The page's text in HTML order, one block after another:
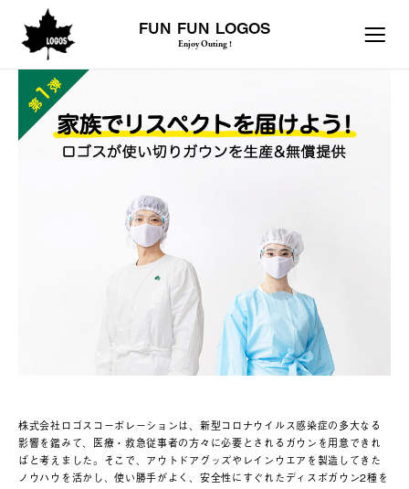
FUN FUN LOGOS
Enjoy Outing !
株式会社ロゴスコーポレーションは、新型コロナウイルス感染症の多大なる
影響を鑑みて、医療・救急従事者の方々に必要とされるガウンを用意できれ
ばと考えました。そこで、アウトドアグッズやレインウエアを製造してきた
ノウハウを活かし、使い勝手がよく、安全性にすぐれたディスポガウン2種を